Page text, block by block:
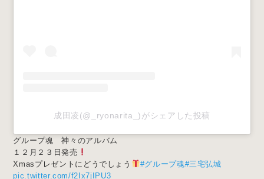
成田凌(@_ryonarita_)がシェアした投稿
グループ魂 神々のアルバム
１２月２３日発売
Xmasプレゼントにどうでしょう
#グループ魂#三宅弘城
pic.twitter.com/f2Ix7jIPU3